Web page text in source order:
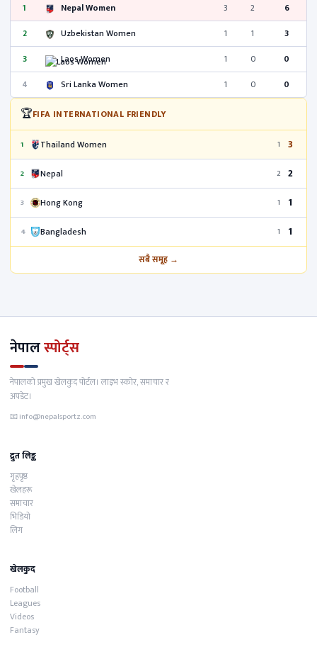
1 Nepal Women 3 2
6
2
Uzbekistan Women 1 1
3
3
Laos Women 1 0
0
4
Sri Lanka Women 1 0 0
🏆FIFA INTERNATIONAL FRIENDLY
1 Thailand Women 1 3
2 Nepal 2 2
3 Hong Kong 1 1
4 Bangladesh 1 1
सबै समूह →
नेपालस्पोर्ट्स
नेपालको प्रमुख खेलकुद पोर्टल। लाइभ स्कोर, समाचार र
अपडेट।
📧info@nepalsportz.com
द्रुत लिङ्क
गृहपृष्ठ
खेलहरू
समाचार
भिडियो
लिग
खेलकुद
Football
Leagues
Videos
Fantasy